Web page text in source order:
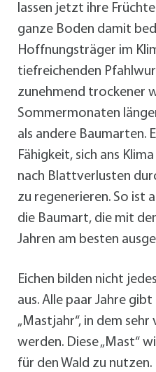
lassen jetzt ihre
ganze Boden damit
Hoffnungsträger im
tiefreichenden
zunehmend trockener
Sommermonaten
als andere Baumarten.
Fähigkeit, sich ans
nach Blattverlusten
zu regenerieren. So ist
die Baumart, die mit
Jahren am besten
Eichen bilden nicht
aus. Alle paar Jahre
„Mastjahr“, in dem
werden. Diese „Mast“
für den Wald zu